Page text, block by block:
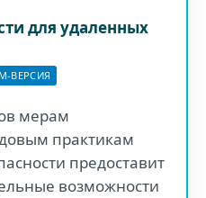
для удаленных
ВЕРСИЯ
мерам
практикам
предоставит
возможности